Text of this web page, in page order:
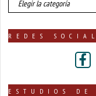
de
publicadas
REDES
ESTUDIOS DE